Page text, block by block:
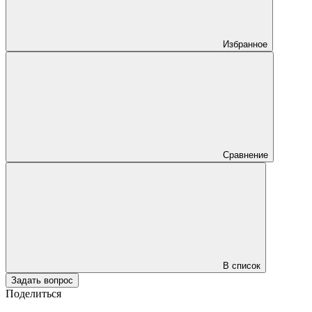
Избранное
Сравнение
В список
Задать вопрос
Поделиться